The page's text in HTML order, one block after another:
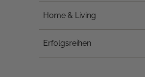
Home & Living
Erfolgsreihen